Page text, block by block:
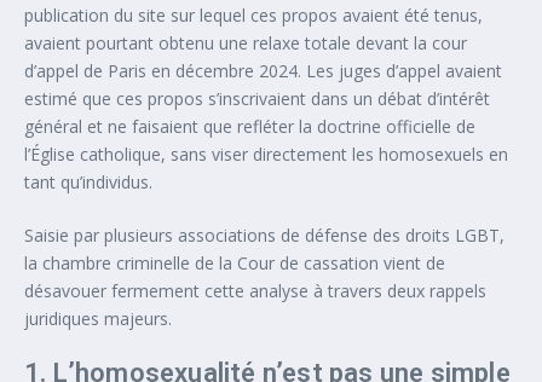
publication du site sur lequel ces propos avaient été tenus,
avaient pourtant obtenu une relaxe totale devant la cour
d’appel de Paris en décembre 2024. Les juges d’appel avaient
estimé que ces propos s’inscrivaient dans un débat d’intérêt
général et ne faisaient que refléter la doctrine officielle de
l’Église catholique, sans viser directement les homosexuels en
tant qu’individus.
Saisie par plusieurs associations de défense des droits LGBT,
la chambre criminelle de la Cour de cassation vient de
désavouer fermement cette analyse à travers deux rappels
juridiques majeurs.
1. L’homosexualité n’est pas une simple